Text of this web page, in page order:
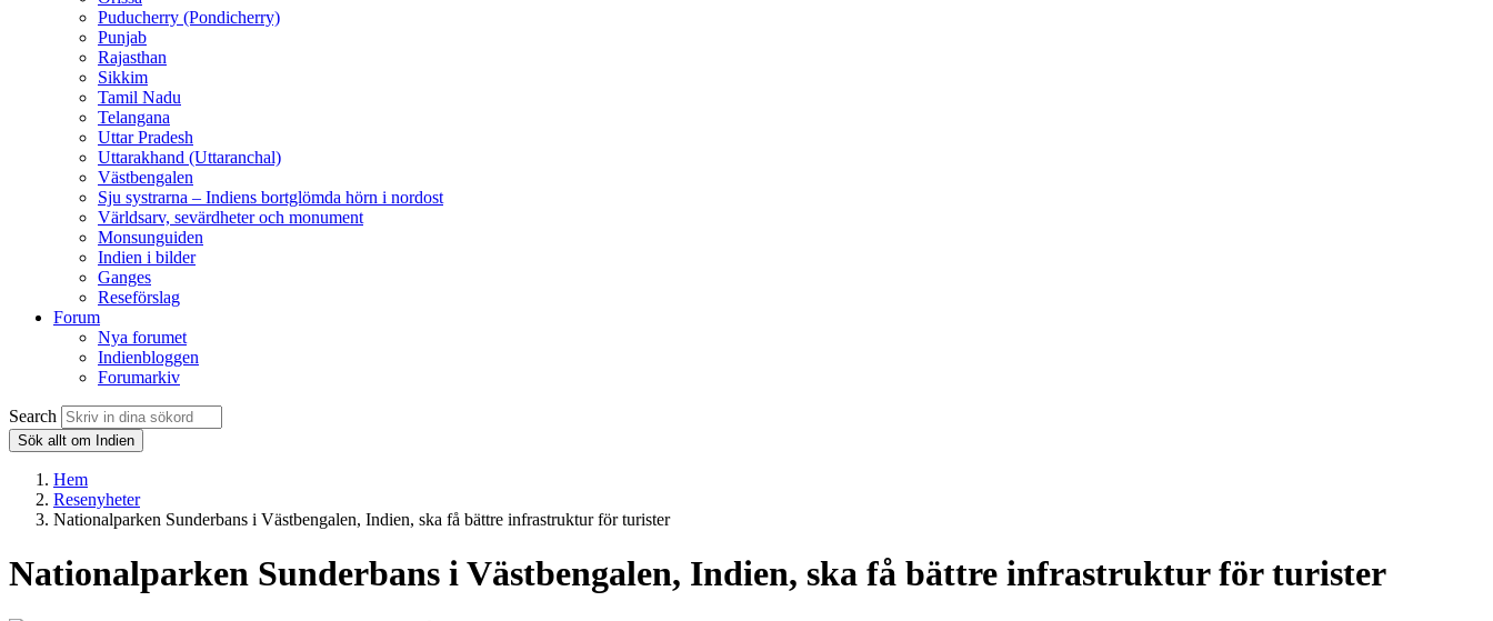
Puducherry (Pondicherry)
Punjab
Rajasthan
Sikkim
Tamil Nadu
Telangana
Uttar Pradesh
Uttarakhand (Uttaranchal)
Västbengalen
Sju systrarna – Indiens bortglömda hörn i nordost
Världsarv, sevärdheter och monument
Monsunguiden
Indien i bilder
Ganges
Reseförslag
Forum
Nya forumet
Indienbloggen
Forumarkiv
Search
Sök allt om Indien
Hem
Resenyheter
Nationalparken Sunderbans i Västbengalen, Indien, ska få bättre infrastruktur för turister
Nationalparken Sunderbans i Västbengalen, Indien, ska få bättre infrastruktur för turister